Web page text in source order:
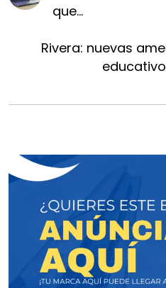
que...
Rivera: nuevas